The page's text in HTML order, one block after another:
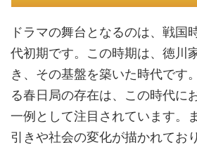
ドラマの舞台となるのは、戦国
代初期です。この時期は、徳川
き、その基盤を築いた時代です
る春日局の存在は、この時代に
一例として注目されています。
引きや社会の変化が描かれてお